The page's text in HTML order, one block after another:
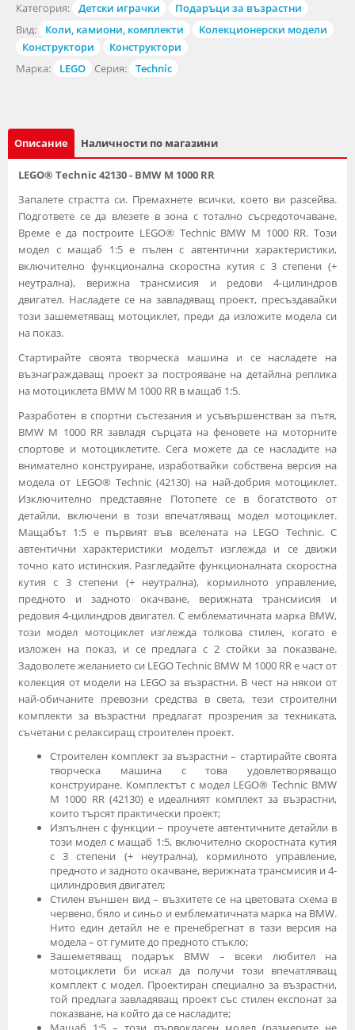
Категория: Детски играчки
Подаръци за възрастни
Вид:
Коли, камиони, комплекти
Колекционерски модели
Конструктори
Конструктори
Марка:
LEGO Серия: Technic
Описание Наличности по магазини
LEGO® Technic 42130 - BMW M 1000 RR
Запалете страстта си. Премахнете всички, което ви разсейва.
Подгответе се да влезете в зона с тотално съсредоточаване.
Време е да построите LEGO® Technic BMW M 1000 RR. Този
модел с мащаб 1:5 е пълен с автентични характеристики,
включително функционална скоростна кутия с 3 степени (+
неутрална), верижна трансмисия и редови 4-цилиндров
двигател. Насладете се на завладяващ проект, пресъздавайки
този зашеметяващ мотоциклет, преди да изложите модела си
на показ.
Стартирайте своята творческа машина и се насладете на
възнаграждаващ проект за построяване на детайлна реплика
на мотоциклета BMW M 1000 RR в мащаб 1:5.
Разработен в спортни състезания и усъвършенстван за пътя,
BMW M 1000 RR завладя сърцата на феновете на моторните
спортове и мотоциклетите. Сега можете да се насладите на
внимателно конструиране, изработвайки собствена версия на
модела от LEGO® Technic (42130) на най-добрия мотоциклет.
Изключително представяне Потопете се в богатството от
детайли, включени в този впечатляващ модел мотоциклет.
Мащабът 1:5 е първият във вселената на LEGO Technic. С
автентични характеристики моделът изглежда и се движи
точно като истинския. Разгледайте функционалната скоростна
кутия с 3 степени (+ неутрална), кормилното управление,
предното и задното окачване, верижната трансмисия и
редовия 4-цилиндров двигател. С емблематичната марка BMW,
този модел мотоциклет изглежда толкова стилен, когато е
изложен на показ, и се предлага с 2 стойки за показване.
Задоволете желанието си LEGO Technic BMW M 1000 RR е част от
колекция от модели на LEGO за възрастни. В чест на някои от
най-обичаните превозни средства в света, тези строителни
комплекти за възрастни предлагат прозрения за техниката,
съчетани с релаксиращ строителен проект.
Строителен комплект за възрастни – стартирайте своята
творческа машина с това удовлетворяващо
конструиране. Комплектът с модел LEGO® Technic BMW
M 1000 RR (42130) е идеалният комплект за възрастни,
които търсят практически проект;
Изпълнен с функции – проучете автентичните детайли в
този модел с мащаб 1:5, включително скоростната кутия
с 3 степени (+ неутрална), кормилното управление,
предното и задното окачване, верижната трансмисия и 4-
цилиндровия двигател;
Стилен външен вид – възхитете се на цветовата схема в
червено, бяло и синьо и емблематичната марка на BMW.
Нито един детайл не е пренебрегнат в тази версия на
модела – от гумите до предното стъкло;
Зашеметяващ подарък BMW – всеки любител на
мотоциклети би искал да получи този впечатляващ
комплект с модел. Проектиран специално за възрастни,
той предлага завладяващ проект със стилен експонат за
показване, на който да се насладите;